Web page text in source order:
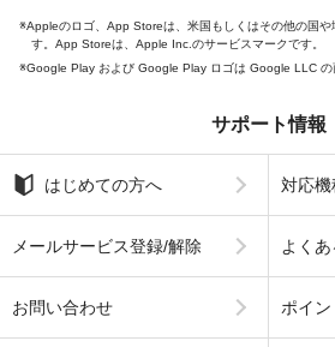
Appleのロゴ、App Storeは、米国もしくはその他の国
す。App Storeは、Apple Inc.のサービスマークです。
Google Play および Google Play ロゴは Google LLC の
サポート情報
はじめての方へ 対応
メールサービス登録/解除 よくあ
お問い合わせ ポイン